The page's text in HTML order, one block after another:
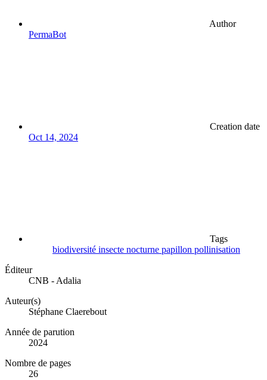
Author
PermaBot
Creation date
Oct 14, 2024
Tags
biodiversité insecte nocturne papillon pollinisation
Éditeur
CNB - Adalia
Auteur(s)
Stéphane Claerebout
Année de parution
2024
Nombre de pages
26